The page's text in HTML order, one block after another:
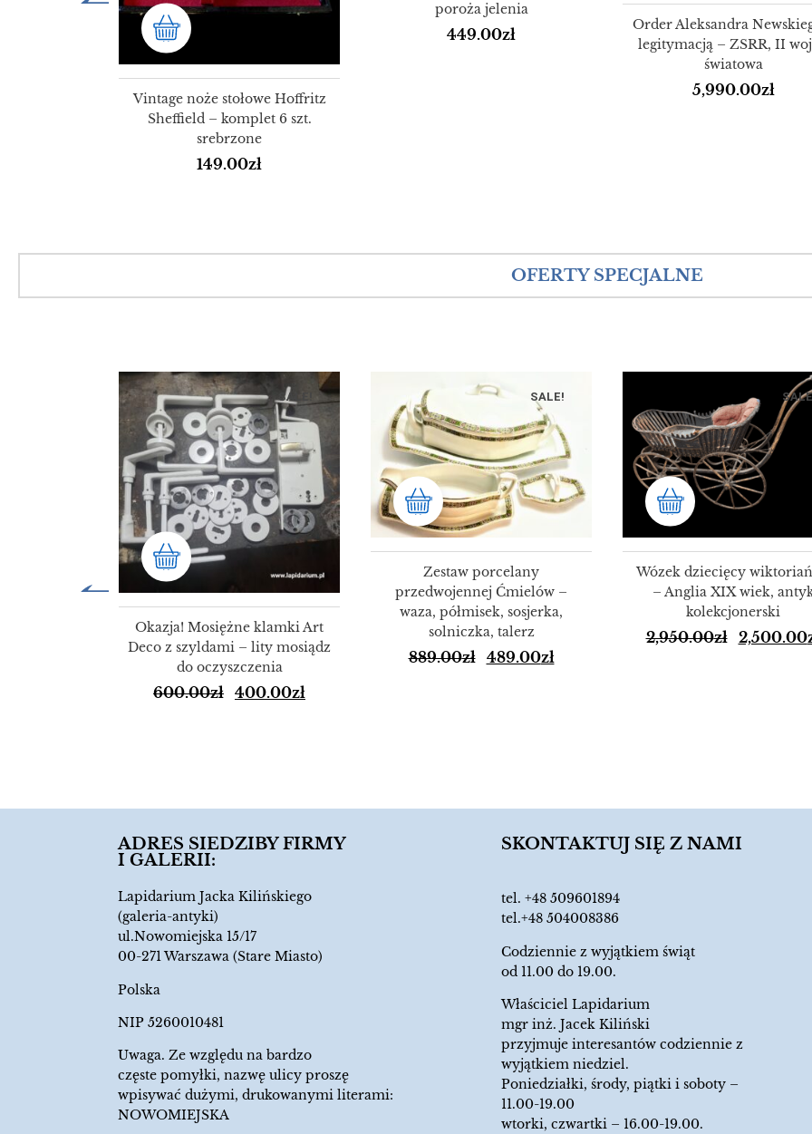
Vintage noże stołowe Hoffritz
Sheffield – komplet 6 szt.
srebrzone
149.00zł
poroża jelenia
449.00zł
Order Aleksandra
legitymacją – ZSRR, II
światowa
5,990.00zł
OFERTY SPECJALNE
SALE!
Okazja! Mosiężne klamki Art
Deco z szyldami – lity mosiądz
do oczyszczenia
600.00zł 400.00zł
SALE!
Zestaw porcelany
przedwojennej Ćmielów –
waza, półmisek, sosjerka,
solniczka, talerz
889.00zł 489.00zł
Wózek dziecięcy
– Anglia XIX wiek,
kolekcjonerski
2,950.00zł 2,500.00
ADRES SIEDZIBY FIRMY
I GALERII:
Lapidarium Jacka Kilińskiego
(galeria-antyki)
ul.Nowomiejska 15/17
00-271 Warszawa (Stare Miasto)
Polska
NIP 5260010481
Uwaga. Ze względu na bardzo
częste pomyłki, nazwę ulicy proszę
wpisywać dużymi, drukowanymi literami:
NOWOMIEJSKA
SKONTAKTUJ SIĘ Z NAMI
tel.+48 509601894
tel.+48 504008386
Codziennie z wyjątkiem świąt
od 11.00 do 19.00.
Właściciel Lapidarium
mgr inż. Jacek Kiliński
przyjmuje interesantów codziennie z
wyjątkiem niedziel.
Poniedziałki, środy, piątki i soboty –
11.00-19.00
wtorki, czwartki – 16.00-19.00.